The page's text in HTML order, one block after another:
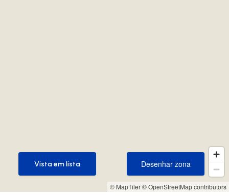
© MapTiler© OpenStreetMap contributors
Desenhar zona
Desenhar zona
Vista em lista
Vista em lista